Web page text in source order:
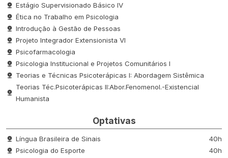
Estágio Supervisionado Básico IV
Ética no Trabalho em Psicologia
Introdução à Gestão de Pessoas
Projeto Integrador Extensionista VI
Psicofarmacologia
Psicologia Institucional e Projetos Comunitários I
Teorias e Técnicas Psicoterápicas I: Abordagem Sistêmica
Teorias Téc.Psicoterápicas II:Abor.Fenomenol.-Existencial
Humanista
Optativas
Língua Brasileira de Sinais
40h
Psicologia do Esporte
40h